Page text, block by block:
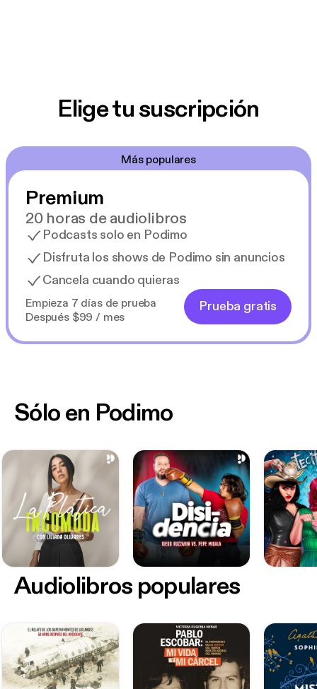
Elige tu suscripción
Más populares
Premium
20 horas de audiolibros
Podcasts solo en Podimo
Disfruta los shows de Podimo sin anuncios
Cancela cuando quieras
Empieza 7 días de prueba
Después $99 / mes
Prueba gratis
Sólo en Podimo
Audiolibros populares